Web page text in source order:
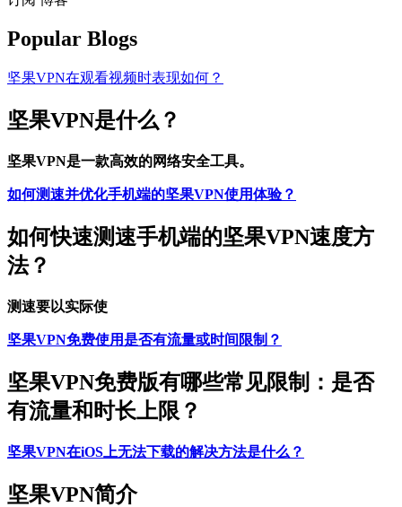
Popular Blogs
坚果VPN在观看视频时表现如何？
坚果VPN是什么？
坚果VPN是一款高效的网络安全工具。
如何测速并优化手机端的坚果VPN使用体验？
如何快速测速手机端的坚果VPN速度方
法？
测速要以实际使
坚果VPN免费使用是否有流量或时间限制？
坚果VPN免费版有哪些常见限制：是否
有流量和时长上限？
坚果VPN在iOS上无法下载的解决方法是什么？
坚果VPN简介